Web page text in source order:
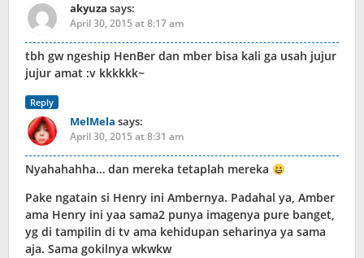
akyuza says:
April 30, 2015 at 8:17 am
tbh gw ngeship HenBer dan mber bisa kali ga usah jujur
jujur amat :v kkkkkk~
Reply
MelMela says:
April 30, 2015 at 8:31 am
Nyahahahha… dan mereka tetaplah mereka
Pake ngatain si Henry ini Ambernya. Padahal ya, Amber
ama Henry ini yaa sama2 punya imagenya pure banget,
yg di tampilin di tv ama kehidupan seharinya ya sama
aja. Sama gokilnya wkwkw